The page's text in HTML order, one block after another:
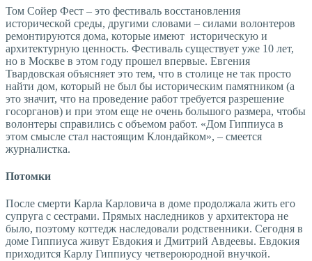
Том Сойер Фест – это фестиваль восстановления
исторической среды, другими словами – силами волонтеров
ремонтируются дома, которые имеют историческую и
архитектурную ценность. Фестиваль существует уже 10 лет,
но в Москве в этом году прошел впервые. Евгения
Твардовская объясняет это тем, что в столице не так просто
найти дом, который не был бы историческим памятником (а
это значит, что на проведение работ требуется разрешение
госорганов) и при этом еще не очень большого размера, чтобы
волонтеры справились с объемом работ. «Дом Гиппиуса в
этом смысле стал настоящим Клондайком», – смеется
журналистка.
Потомки
После смерти Карла Карловича в доме продолжала жить его
супруга с сестрами. Прямых наследников у архитектора не
было, поэтому коттедж наследовали родственники. Сегодня в
доме Гиппиуса живут Евдокия и Дмитрий Авдеевы. Евдокия
приходится Карлу Гиппиусу четвероюродной внучкой.